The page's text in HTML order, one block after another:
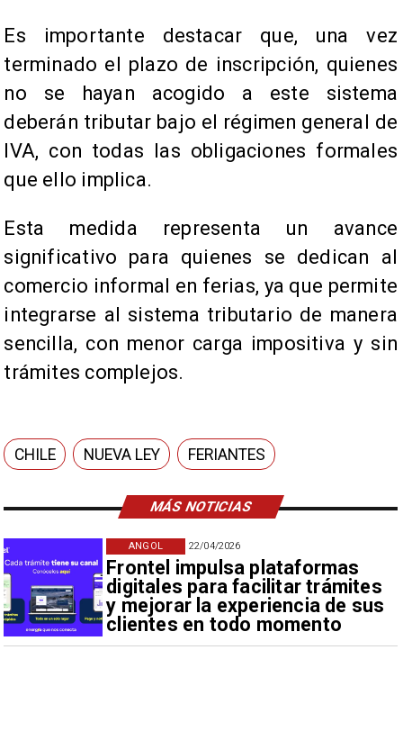
MÁS NOTICIAS
22/04/2026
Frontel impulsa plataformas
digitales para facilitar trámites
y mejorar la experiencia de sus
clientes en todo momento
ANGOL
Es importante destacar que, una vez
terminado el plazo de inscripción, quienes
no se hayan acogido a este sistema
deberán tributar bajo el régimen general de
IVA, con todas las obligaciones formales
que ello implica.
Esta medida representa un avance
significativo para quienes se dedican al
comercio informal en ferias, ya que permite
integrarse al sistema tributario de manera
sencilla, con menor carga impositiva y sin
trámites complejos.
CHILE NUEVA LEY FERIANTES